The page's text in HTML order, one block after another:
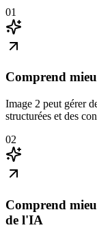
01
Comprend
Image 2 peut gérer
structurées et des
02
Comprend
de l'IA